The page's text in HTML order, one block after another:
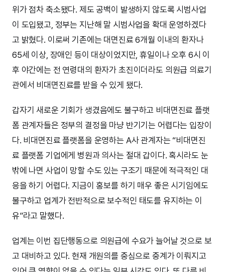
위가 점차 축소됐다. 제도 공백이 발생하지 않도록 시범사업
이 도입됐고, 정부는 지난해 말 시범사업을 확대 운영하겠다
고 밝혔다. 이로써 기존에는 대면진료 6개월 이내의 환자나
65세 이상, 장애인 등이 대상이었지만, 휴일이나 오후 6시 이
후 야간에는 전 연령대의 환자가 초진이더라도 의원급 의료기
관에서 비대면진료를 받을 수 있게 됐다.
갑자기 새로운 기회가 생겼음에도 불구하고 비대면진료 플랫
폼 관계자들은 정부의 결정을 마냥 반기기는 어렵다는 입장이
다. 비대면진료 플랫폼을 운영하는 A사 관계자는 “비대면진
료 플랫폼 기업에게 병원과 의사는 절대 갑이다. 혹시라도 눈
밖에 나면 사업이 망할 수도 있는 구조기 때문에 적극적인 대
응을 하기 어렵다. 지금이 홍보를 하기 매우 좋은 시기임에도
불구하고 업계가 전반적으로 보수적인 태도를 유지하는 이
유”라고 말했다.
업계는 이번 집단행동으로 의원급에 수요가 늘어날 것으로 보
고 대비하고 있다. 현재 개원의를 중심으로 중계가 이뤄지고